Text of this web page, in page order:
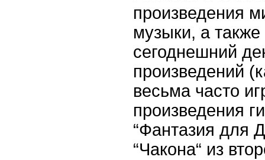
произведения
музыки, а
сегоднешний
произведений
весьма часто
произведения
“Фантазия для
“Чакона“ из